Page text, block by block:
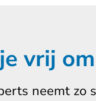
vrij
neemt